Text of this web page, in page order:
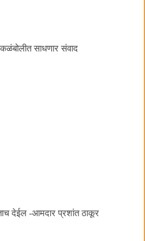
साधणार संवाद
देईल -आमदार प्रशांत ठाकूर